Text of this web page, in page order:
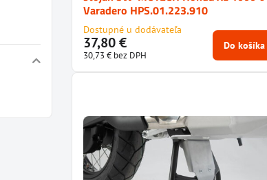
Varadero HPS.01.223.910
Dostupné u dodávateľa
37,80 €
30,73 € bez DPH
Do košíka